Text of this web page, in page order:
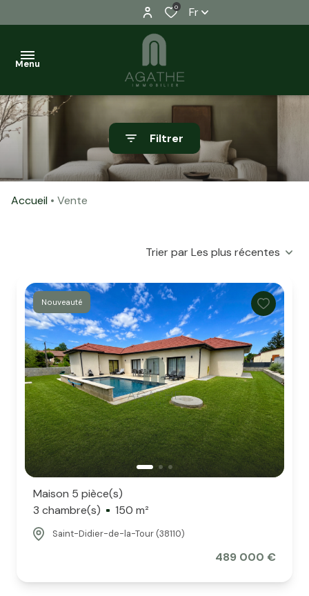
0 Fr
Menu
AGENCE
ESTIMATION
Filtrer
Accueil Vente
Trier par Les plus récentes
Nouveauté
Maison 5 pièce(s)
3 chambre(s)
150 m²
Saint-Didier-de-la-Tour (38110)
489 000 €